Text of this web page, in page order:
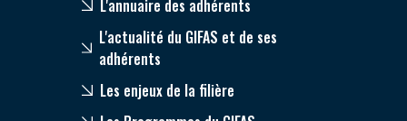
L'annuaire des adhérents
L'actualité du GIFAS et de ses
adhérents
Les enjeux de la filière